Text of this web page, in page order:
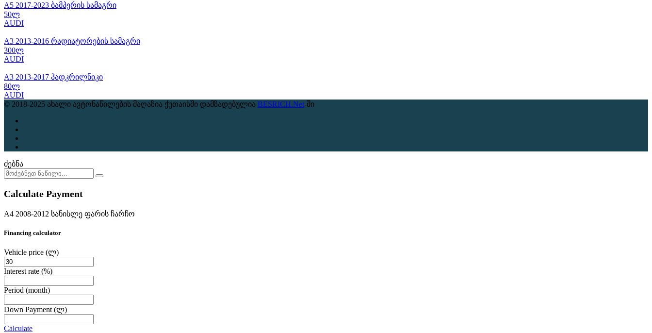
A5 2017-2023 ბამპერის სამაგრი
50ლ
AUDI
A3 2013-2016 რადიატორების სამაგრი
300ლ
AUDI
A3 2013-2017 პადკრილნიკი
80ლ
AUDI
© 2018-2025 ახალი ავტონაწილების მაღაზია ქუთაისში დამზადებულია BESRICH.Net-ში
ძებნა
Calculate Payment
A4 2008-2012 სანისლე ფარის ჩარჩო
Financing calculator
Vehicle price (ლ)
Interest rate (%)
Period (month)
Down Payment (ლ)
Calculate